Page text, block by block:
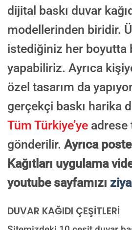
Süreç Bilgilendirmesi
onayınıza gönderilir. Onayınızdan sonra üretim
AI TASARIMIYLA
ONAYINIZDAN SONRA
dijital baskı duvar
modellerinden biridir.
istediğiniz her boyutta
yapabiliriz. Ayrıca
özel tasarım da
gerçekçi baskı harika
Tüm Türkiye’ye adrese
gönderilir. Ayrıca
Kağıtları uygulama
youtube sayfamızı
DUVAR KAĞIDI ÇEŞİTLERİ